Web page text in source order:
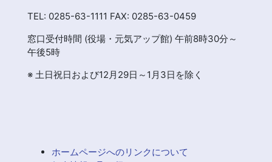
TEL: 0285-63-1111 FAX: 0285-63-0459
窓口受付時間 (役場・元気アップ館) 午前8時30分～
午後5時
※ 土日祝日および12月29日～1月3日を除く
ホームページへのリンクについて